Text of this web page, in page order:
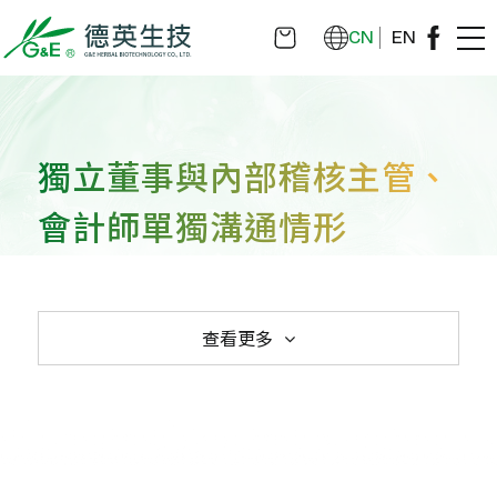
CN EN
獨立董事與內部稽核主管、
會計師單獨溝通情形
查看更多